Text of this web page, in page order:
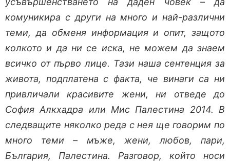
комуникира с други на много и най-различни
теми, да обменя информация и опит, защото
колкото и да ни се иска, не можем да знаем
всичко от първо лице. Тази наша сентенция за
живота, подплатена с факта, че винаги са ни
привличали красивите жени, ни отведе до
София Алкхадра или Мис Палестина 2014. В
следващите няколко реда с нея ще говорим по
много теми – мъже, жени, любов, пари,
България, Палестина. Разговор, който носи